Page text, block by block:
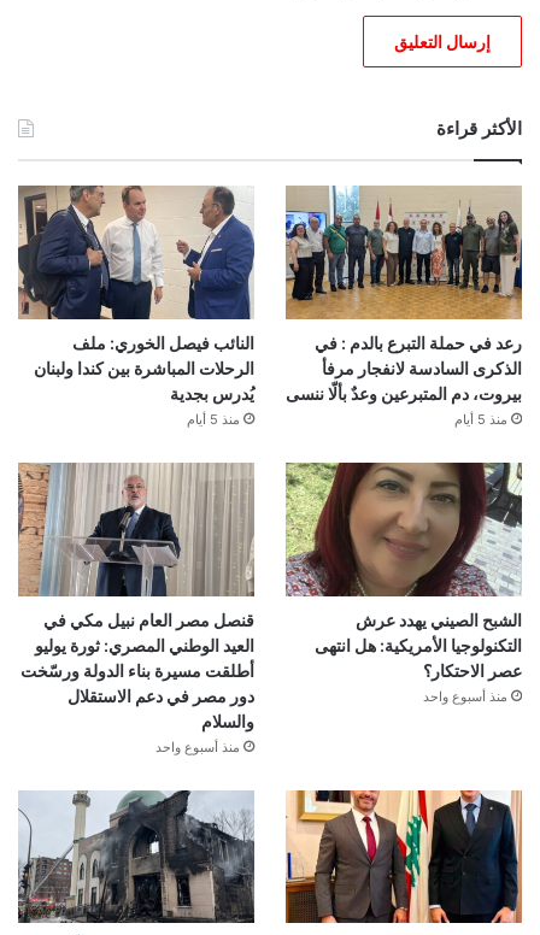
الأكثر قراءة
رعد في حملة التبرع بالدم : في
الذكرى السادسة لانفجار مرفأ
بيروت، دم المتبرعين وعدٌ بألّا ننسى
منذ 5 أيام
النائب فيصل الخوري: ملف
الرحلات المباشرة بين كندا ولبنان
يُدرس بجدية
منذ 5 أيام
الشبح الصيني يهدد عرش
التكنولوجيا الأمريكية: هل انتهى
عصر الاحتكار؟
منذ أسبوع واحد
قنصل مصر العام نبيل مكي في
العيد الوطني المصري: ثورة يوليو
أطلقت مسيرة بناء الدولة ورسّخت
دور مصر في دعم الاستقلال
والسلام
منذ أسبوع واحد